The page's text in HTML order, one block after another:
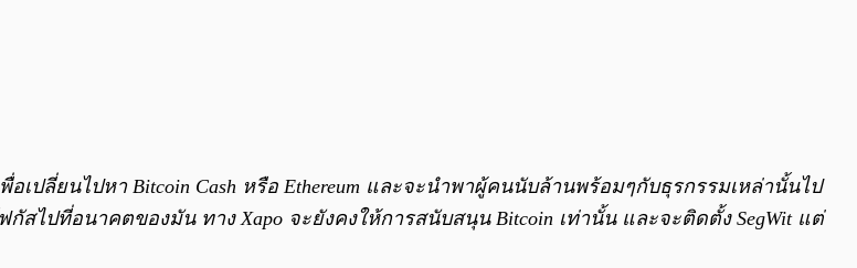
เปลี่ยนไปหา Bitcoin Cash หรือ Ethereum และจะนำพาผู้คนนับล้านพร้อมๆกับธุรกรรมเหล่านั้นไป
สไปที่อนาคตของมัน ทาง Xapo จะยังคงให้การสนับสนุน Bitcoin เท่านั้น และจะติดตั้ง SegWit แต่